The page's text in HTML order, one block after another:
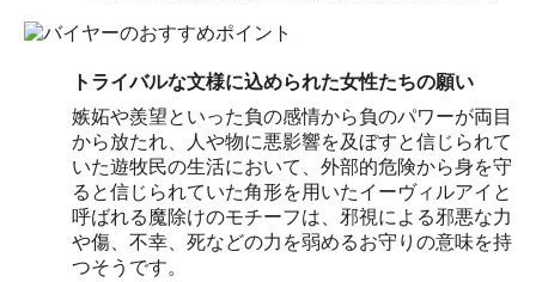
トライバルな文様に込められた女性たちの願い
嫉妬や羨望といった負の感情から負のパワーが両目
から放たれ、人や物に悪影響を及ぼすと信じられて
いた遊牧民の生活において、外部的危険から身を守
ると信じられていた角形を用いたイーヴィルアイと
呼ばれる魔除けのモチーフは、邪視による邪悪な力
や傷、不幸、死などの力を弱めるお守りの意味を持
つそうです。